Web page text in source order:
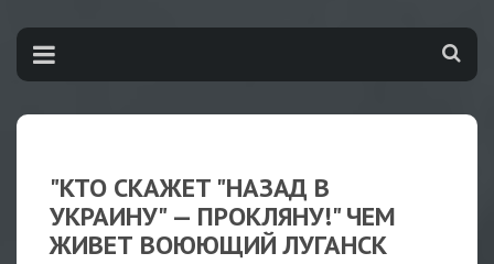
"КТО СКАЖЕТ "НАЗАД В
УКРАИНУ" — ПРОКЛЯНУ!" ЧЕМ
ЖИВЕТ ВОЮЮЩИЙ ЛУГАНСК